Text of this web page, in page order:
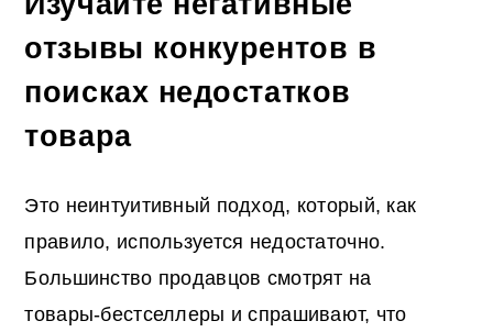
отзывы конкурентов в
поисках недостатков
товара
Это неинтуитивный подход, который, как
правило, используется недостаточно.
Большинство продавцов смотрят на
товары-бестселлеры и спрашивают, что